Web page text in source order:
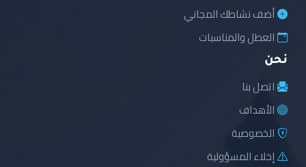
أضف نشاطك المجاني
العطل والمناسبات
نحن
اتصل بنا
الأهداف
الخصوصية
إخلاء المسؤولية